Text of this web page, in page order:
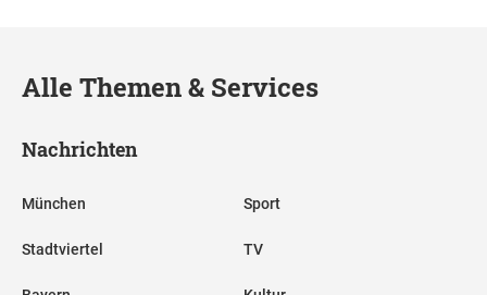
Alle Themen & Services
Nachrichten
München
Stadtviertel
Sport
TV